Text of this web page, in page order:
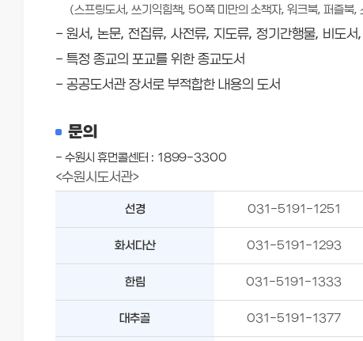
(스프링도서, 쓰기익힘책, 50쪽 미만의 소책자, 워크북, 퍼즐북,
- 원서, 논문, 전집류, 사전류, 지도류, 정기간행물, 비도서
- 특정 종교의 포교를 위한 종교도서
- 공공도서관 장서로 부적합한 내용의 도서
문의
- 수원시 휴먼콜센터 : 1899-3300
<수원시도서관>
선경 031-5191-1251
화서다산 031-5191-1293
한림 031-5191-1333
대추골 031-5191-1377